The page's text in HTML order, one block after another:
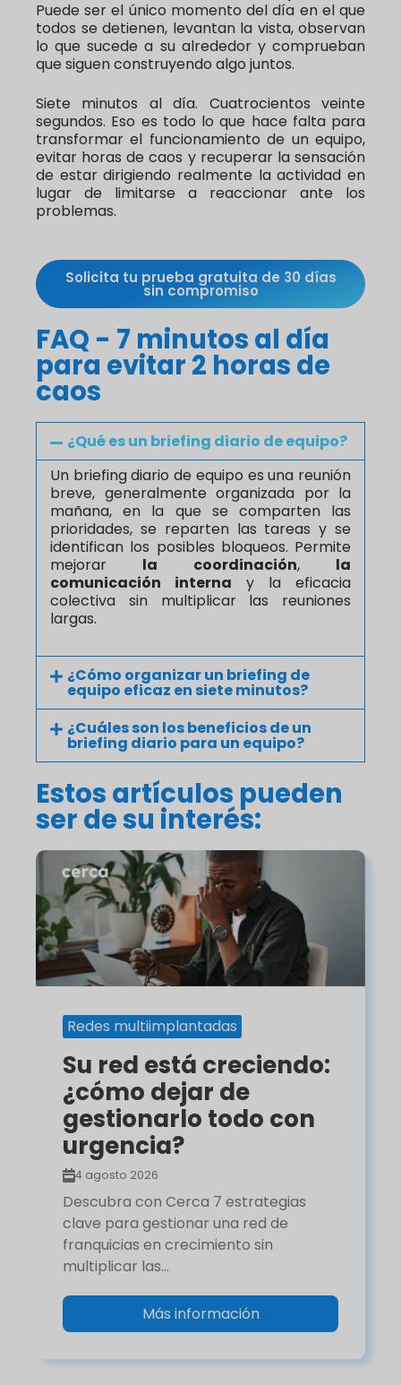
Puede ser el único momento del día en el que
todos se detienen, levantan la vista, observan
lo que sucede a su alrededor y comprueban
que siguen construyendo algo juntos.
Siete minutos al día. Cuatrocientos veinte
segundos. Eso es todo lo que hace falta para
transformar el funcionamiento de un equipo,
evitar horas de caos y recuperar la sensación
de estar dirigiendo realmente la actividad en
lugar de limitarse a reaccionar ante los
problemas.
Solicita tu prueba gratuita de 30 días
sin compromiso
FAQ - 7 minutos al día
para evitar 2 horas de
caos
¿Qué es un briefing diario de equipo?
Un briefing diario de equipo es una reunión
breve, generalmente organizada por la
mañana, en la que se comparten las
prioridades, se reparten las tareas y se
identifican los posibles bloqueos. Permite
mejorar la coordinación, la
comunicación interna y la eficacia
colectiva sin multiplicar las reuniones
largas.
¿Cómo organizar un briefing de
equipo eficaz en siete minutos?
¿Cuáles son los beneficios de un
briefing diario para un equipo?
Estos artículos pueden
ser de su interés:
Redes multiimplantadas
Su red está creciendo:
¿cómo dejar de
gestionarlo todo con
urgencia?
4 agosto 2026
Descubra con Cerca 7 estrategias
clave para gestionar una red de
franquicias en crecimiento sin
multiplicar las...
Más información